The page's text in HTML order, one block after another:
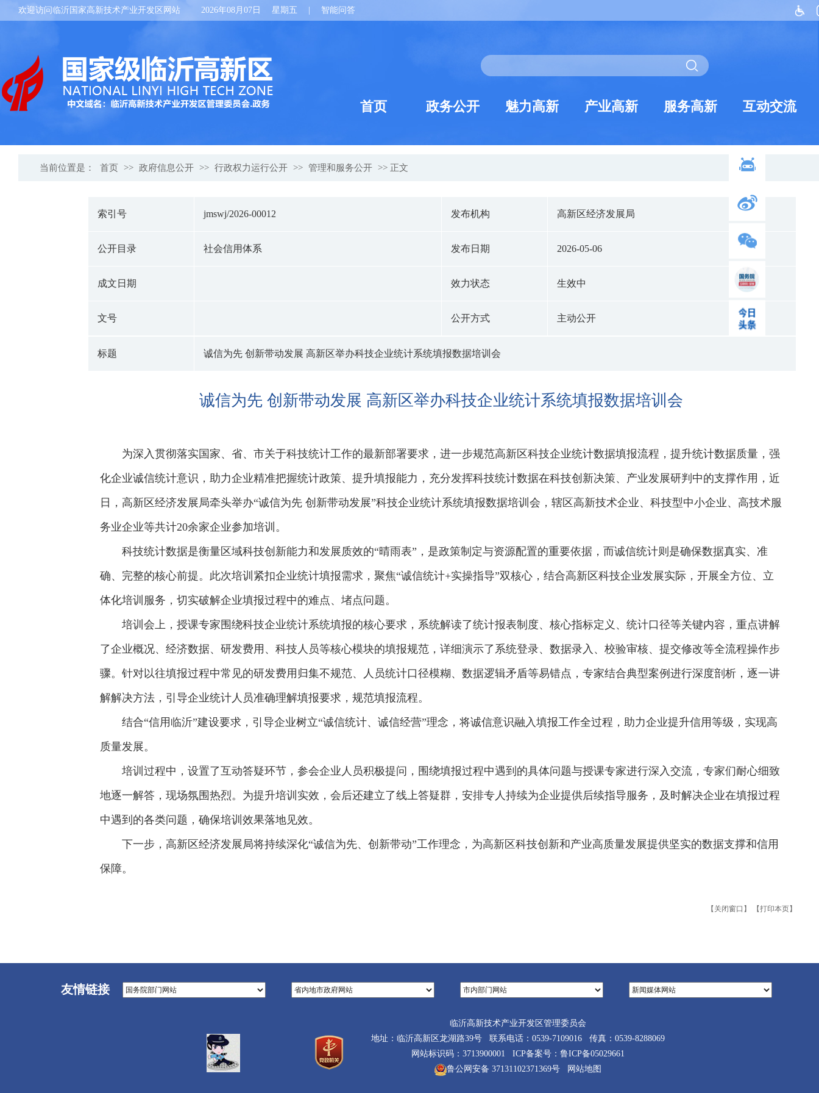
欢迎访问临沂国家高新技术产业开发区网站 2026年08月07日 星期五 智能问答
首页 政务公开 魅力高新 产业高新 服务高新 互动交流
当前位置是： 首页 >> 政府信息公开 >> 行政权力运行公开 >> 管理和服务公开 >> 正文
索引号 jmswj/2026-00012 发布机构 高新区经济发展局
公开目录 社会信用体系 发布日期 2026-05-06
成文日期 效力状态 生效中
文号 公开方式 主动公开
标题 诚信为先 创新带动发展 高新区举办科技企业统计系统填报数据培训会
诚信为先 创新带动发展 高新区举办科技企业统计系统填报数据培训会
为深入贯彻落实国家、省、市关于科技统计工作的最新部署要求，进一步规范高新区科技企业统计数据填报流程，提升统计数据质量，强
化企业诚信统计意识，助力企业精准把握统计政策、提升填报能力，充分发挥科技统计数据在科技创新决策、产业发展研判中的支撑作用，近
日，高新区经济发展局牵头举办“诚信为先 创新带动发展”科技企业统计系统填报数据培训会，辖区高新技术企业、科技型中小企业、高技术服
务业企业等共计20余家企业参加培训。
科技统计数据是衡量区域科技创新能力和发展质效的“晴雨表”，是政策制定与资源配置的重要依据，而诚信统计则是确保数据真实、准
确、完整的核心前提。此次培训紧扣企业统计填报需求，聚焦“诚信统计+实操指导”双核心，结合高新区科技企业发展实际，开展全方位、立
体化培训服务，切实破解企业填报过程中的难点、堵点问题。
培训会上，授课专家围绕科技企业统计系统填报的核心要求，系统解读了统计报表制度、核心指标定义、统计口径等关键内容，重点讲解
了企业概况、经济数据、研发费用、科技人员等核心模块的填报规范，详细演示了系统登录、数据录入、校验审核、提交修改等全流程操作步
骤。针对以往填报过程中常见的研发费用归集不规范、人员统计口径模糊、数据逻辑矛盾等易错点，专家结合典型案例进行深度剖析，逐一讲
解解决方法，引导企业统计人员准确理解填报要求，规范填报流程。
结合“信用临沂”建设要求，引导企业树立“诚信统计、诚信经营”理念，将诚信意识融入填报工作全过程，助力企业提升信用等级，实现高
质量发展。
培训过程中，设置了互动答疑环节，参会企业人员积极提问，围绕填报过程中遇到的具体问题与授课专家进行深入交流，专家们耐心细致
地逐一解答，现场氛围热烈。为提升培训实效，会后还建立了线上答疑群，安排专人持续为企业提供后续指导服务，及时解决企业在填报过程
中遇到的各类问题，确保培训效果落地见效。
下一步，高新区经济发展局将持续深化“诚信为先、创新带动”工作理念，为高新区科技创新和产业高质量发展提供坚实的数据支撑和信用
保障。
【关闭窗口】 【打印本页】
友情链接
临沂高新技术产业开发区管理委员会
地址：临沂高新区龙湖路39号 联系电话：0539-7109016 传真：0539-8288069
网站标识码：3713900001 ICP备案号： 鲁ICP备05029661
鲁公网安备 37131102371369号
网站地图